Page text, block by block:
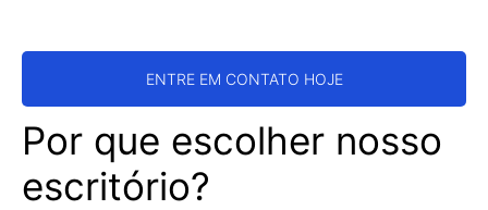
ENTRE EM CONTATO HOJE
Por que escolher nosso
escritório?